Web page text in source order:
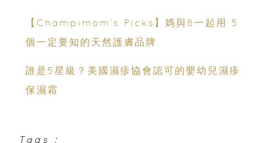
【Champimom’s Picks】媽與B一起用 5
個一定要知的天然護膚品牌
誰是5星級？美國濕疹協會認可的嬰幼兒濕疹
保濕霜
Tags :